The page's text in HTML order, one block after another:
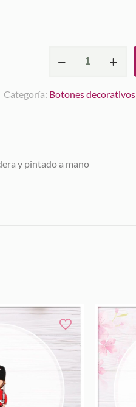
UK
Categoría: Botones decorativos
y pintado a mano